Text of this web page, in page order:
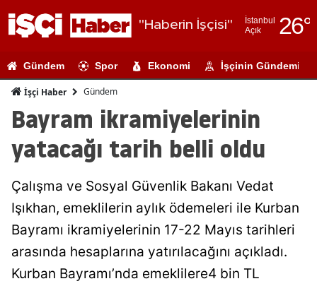
"Haberin İşçisi"
İstanbul
Açık
26°
Adıyaman
Ağrı
Amasya
Ankara
Antalya
Artvin
Gündem Spor Ekonomi İşçinin Gündemi
İşçi Haber Gündem
Bayram ikramiyelerinin
yatacağı tarih belli oldu
Çalışma ve Sosyal Güvenlik Bakanı Vedat
Işıkhan, emeklilerin aylık ödemeleri ile Kurban
Bayramı ikramiyelerinin 17-22 Mayıs tarihleri
arasında hesaplarına yatırılacağını açıkladı.
Kurban Bayramı’nda emeklilere4 bin TL